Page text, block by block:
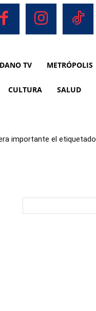
TV METRÓPOLIS
CULTURA SALUD
importante el etiquetado